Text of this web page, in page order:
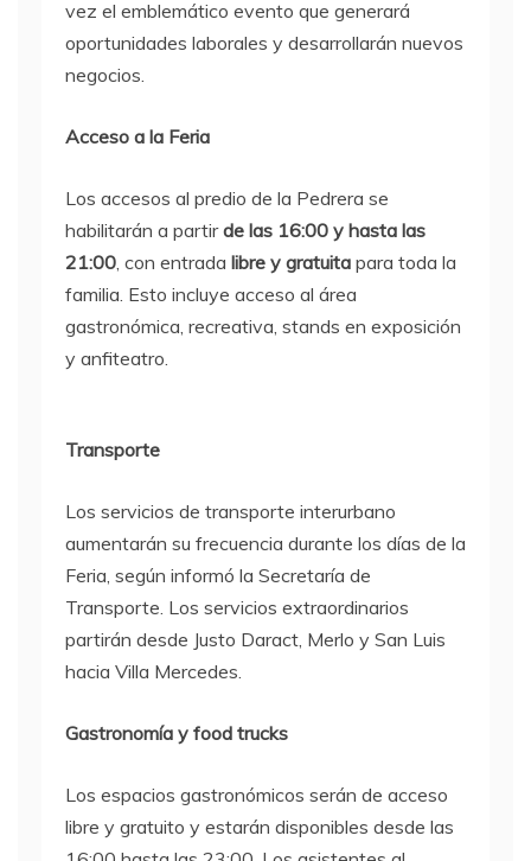
vez el emblemático evento que generará
oportunidades laborales y desarrollarán nuevos
negocios.
Acceso a la Feria
Los accesos al predio de la Pedrera se
habilitarán a partirde las 16:00 y hasta las
21:00, con entrada libre y gratuita para toda la
familia. Esto incluye acceso al área
gastronómica, recreativa, stands en exposición
y anfiteatro.
Transporte
Los servicios de transporte interurbano
aumentarán su frecuencia durante los días de la
Feria, según informó la Secretaría de
Transporte. Los servicios extraordinarios
partirán desde Justo Daract, Merlo y San Luis
hacia Villa Mercedes.
Gastronomía y food trucks
Los espacios gastronómicos serán de acceso
libre y gratuito y estarán disponibles desde las